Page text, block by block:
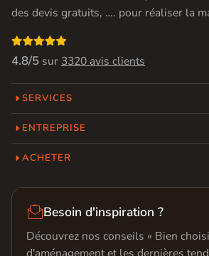
des devis gratuits, …. pour réaliser la

4.8/5 sur 3320 avis clients
SERVICES
ENTREPRISE
ACHETER
Besoin d'inspiration ?
Découvrez nos conseils « Bien